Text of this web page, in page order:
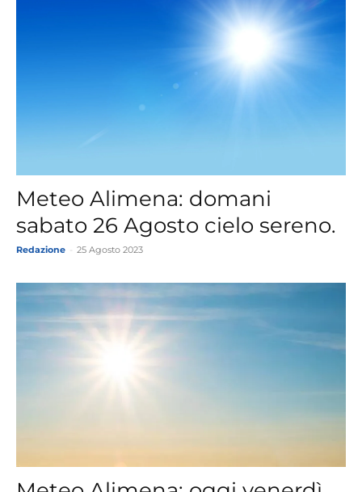
Meteo Alimena: domani
sabato 26 Agosto cielo sereno.
Redazione 25 Agosto 2023